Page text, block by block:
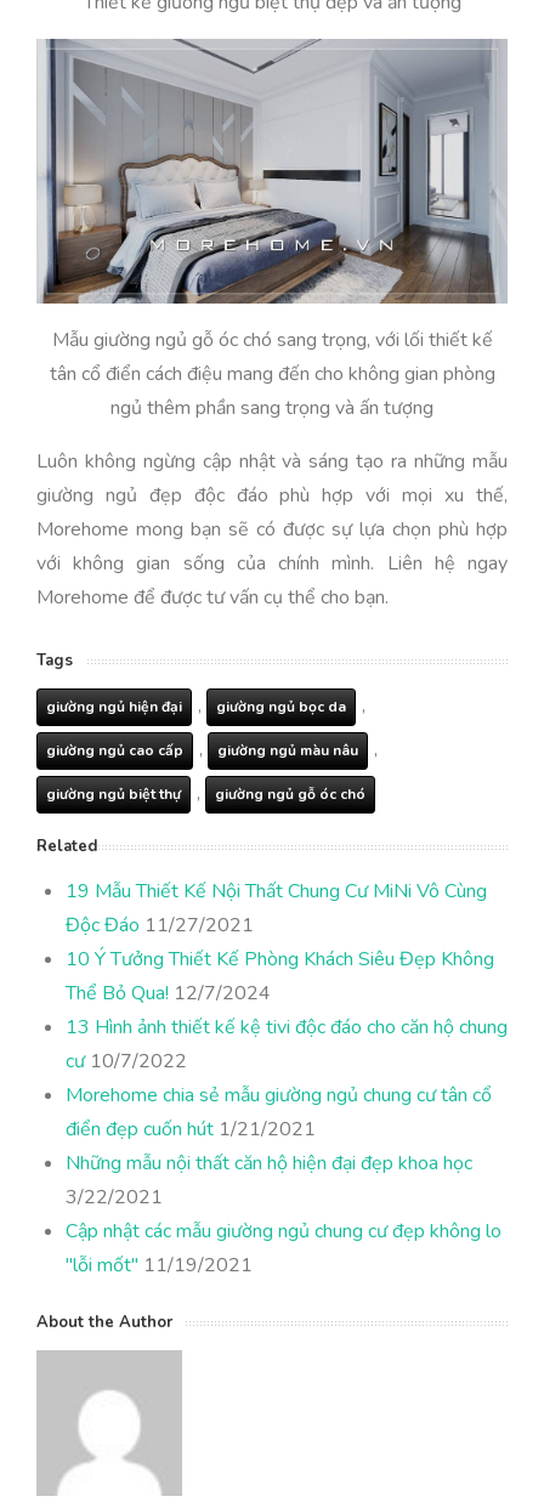
Mẫu giường ngủ gỗ óc chó sang trọng, với lối thiết kế
tân cổ điển cách điệu mang đến cho không gian phòng
ngủ thêm phần sang trọng và ấn tượng
Luôn không ngừng cập nhật và sáng tạo ra những mẫu
giường ngủ đẹp độc đáo phù hợp với mọi xu thế,
Morehome mong bạn sẽ có được sự lựa chọn phù hợp
với không gian sống của chính mình. Liên hệ ngay
Morehome để được tư vấn cụ thể cho bạn.
Tags
giường ngủ hiện đại , giường ngủ bọc da ,
giường ngủ cao cấp , giường ngủ màu nâu ,
giường ngủ biệt thự , giường ngủ gỗ óc chó
Related
19 Mẫu Thiết Kế Nội Thất Chung Cư MiNi Vô Cùng
Độc Đáo 11/27/2021
10 Ý Tưởng Thiết Kế Phòng Khách Siêu Đẹp Không
Thể Bỏ Qua! 12/7/2024
13 Hình ảnh thiết kế kệ tivi độc đáo cho căn hộ chung
cư10/7/2022
Morehome chia sẻ mẫu giường ngủ chung cư tân cổ
điển đẹp cuốn hút 1/21/2021
Những mẫu nội thất căn hộ hiện đại đẹp khoa học
3/22/2021
Cập nhật các mẫu giường ngủ chung cư đẹp không lo
"lỗi mốt" 11/19/2021
About the Author